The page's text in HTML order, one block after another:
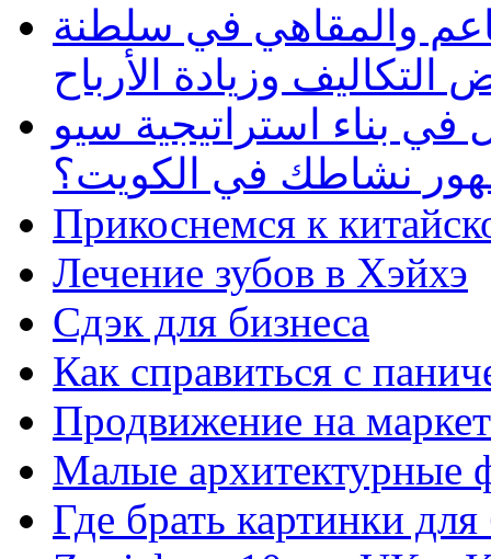
والمقاهي في سلطنة
وزيادة الأرباح
بناء استراتيجية سيو
نشاطك في الكويت؟
Прикоснемся к
Лечение зубов в Хэйхэ
Сдэк для бизнеса
Как справиться с
Продвижение на
Малые архитектурные
Где брать картинки